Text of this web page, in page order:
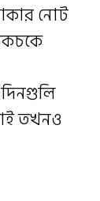
নোট
তখনও